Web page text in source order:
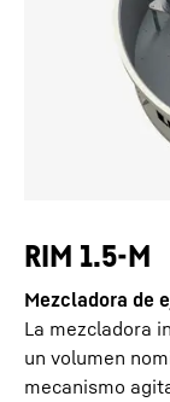
RIM 1.5-M
Mezcladora de
La mezcladora
un volumen
mecanismo